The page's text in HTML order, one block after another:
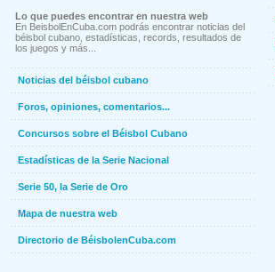
Lo que puedes encontrar en nuestra web
En BeisbolEnCuba.com podrás encontrar noticias del
béisbol cubano, estadísticas, records, resultados de
los juegos y más...
Noticias del béisbol cubano
Foros, opiniones, comentarios...
Concursos sobre el Béisbol Cubano
Estadísticas de la Serie Nacional
Serie 50, la Serie de Oro
Mapa de nuestra web
Directorio de BéisbolenCuba.com